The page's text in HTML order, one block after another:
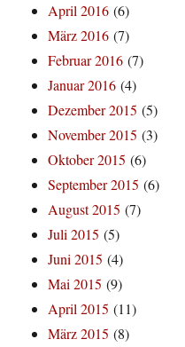
April 2016 (6)
März 2016 (7)
Februar 2016 (7)
Januar 2016 (4)
Dezember 2015 (5)
November 2015 (3)
Oktober 2015 (6)
September 2015 (6)
August 2015 (7)
Juli 2015 (5)
Juni 2015 (4)
Mai 2015 (9)
April 2015 (11)
März 2015 (8)